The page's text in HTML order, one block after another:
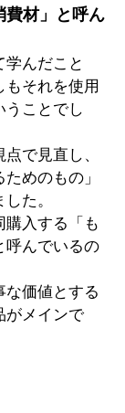
費材」と呼ん
んだこと
それを使用
うことでし
で見直し、
めのもの」
た。
購入する「も
呼んでいるの
な価値とする
がメインで